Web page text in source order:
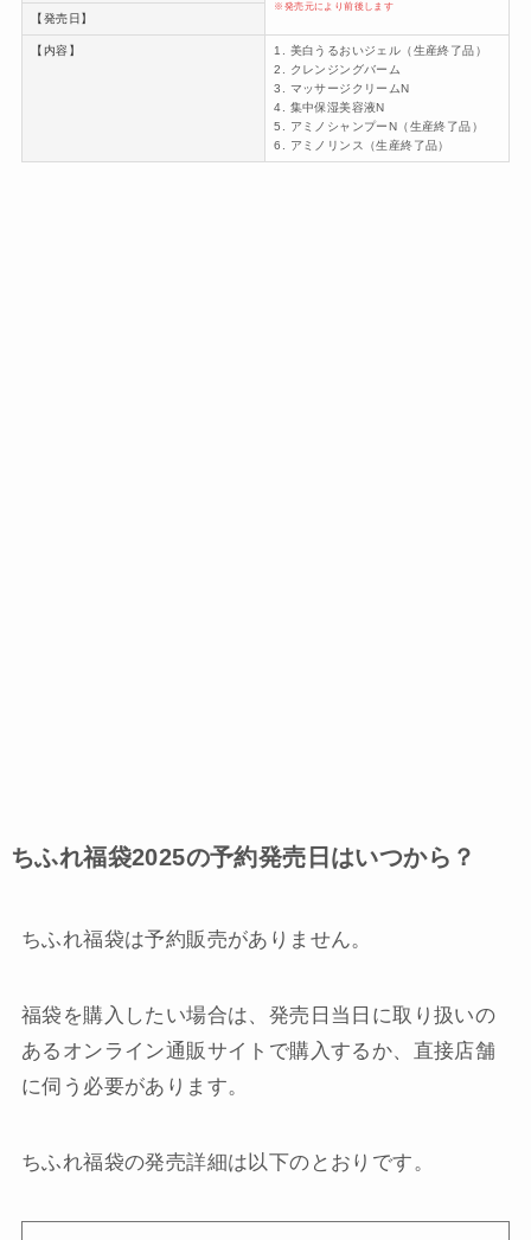
※発売元により前後します
【発売日】
【内容】
1. 美白うるおいジェル（生産終了品）
2. クレンジングバーム
3. マッサージクリームN
4. 集中保湿美容液N
5. アミノシャンプーN（生産終了品）
6. アミノリンス（生産終了品）
ちふれ福袋2025の予約発売日はいつから？
ちふれ福袋は予約販売がありません。
福袋を購入したい場合は、発売日当日に取り扱いの
あるオンライン通販サイトで購入するか、直接店舗
に伺う必要があります。
ちふれ福袋の発売詳細は以下のとおりです。